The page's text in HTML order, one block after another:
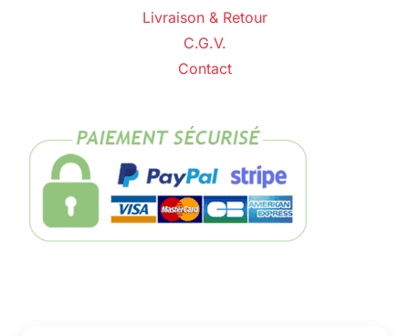
Livraison & Retour
C.G.V.
Contact